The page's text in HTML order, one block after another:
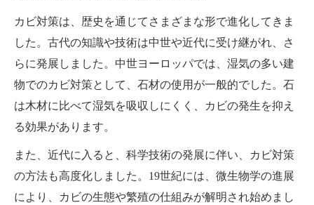
カビ対策は、歴史を通じてさまざまな形で進化してきま
した。古代の知識や技術は中世や近代に受け継がれ、さ
らに発展しました。中世ヨーロッパでは、湿気の多い建
物でのカビ対策として、石材の使用が一般的でした。石
は木材に比べて湿気を吸収しにくく、カビの発生を抑え
る効果があります。
また、近代に入ると、科学技術の発展に伴い、カビ対策
の方法も高度化しました。19世紀には、微生物学の進展
により、カビの生態や繁殖の仕組みが解明され始めまし